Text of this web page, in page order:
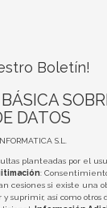
Boletín!
DATOS
S.L.
planteadas por el
:
cesiones si existe una
y suprimir, así como otros